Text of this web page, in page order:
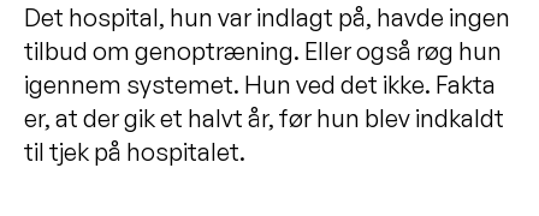
Det hospital, hun var indlagt på, havde ingen
tilbud om genoptræning. Eller også røg hun
igennem systemet. Hun ved det ikke. Fakta
er, at der gik et halvt år, før hun blev indkaldt
til tjek på hospitalet.